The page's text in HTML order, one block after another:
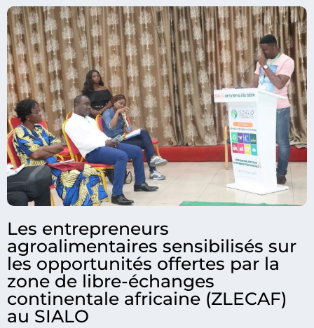
Les entrepreneurs
agroalimentaires sensibilisés sur
les opportunités offertes par la
zone de libre-échanges
continentale africaine (ZLECAF)
au SIALO